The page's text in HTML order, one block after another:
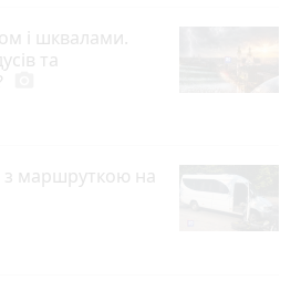
і шквалами.
та
з маршруткою на